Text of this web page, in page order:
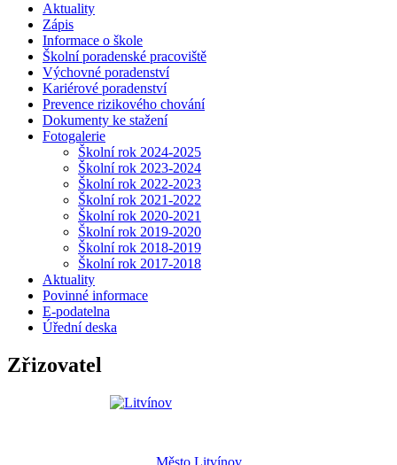
Aktuality
Zápis
Informace o škole
Školní poradenské pracoviště
Výchovné poradenství
Kariérové poradenství
Prevence rizikového chování
Dokumenty ke stažení
Fotogalerie
Školní rok 2024-2025
Školní rok 2023-2024
Školní rok 2022-2023
Školní rok 2021-2022
Školní rok 2020-2021
Školní rok 2019-2020
Školní rok 2018-2019
Školní rok 2017-2018
Aktuality
Povinné informace
E-podatelna
Úřední deska
Zřizovatel